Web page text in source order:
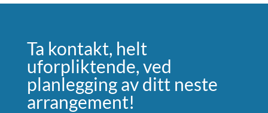
Ta kontakt, helt
uforpliktende, ved
planlegging av ditt neste
arrangement!